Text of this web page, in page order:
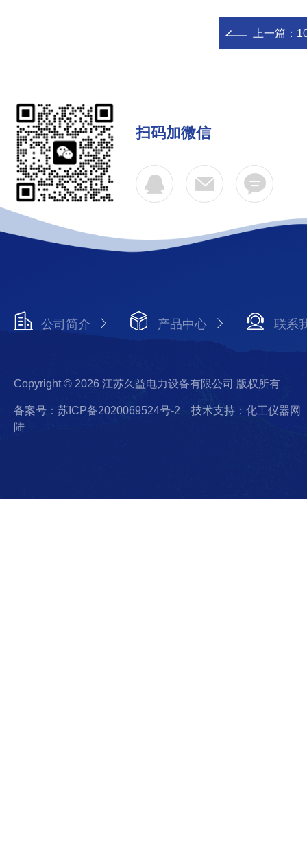
上一篇：
扫码加微信
公司简介 产品中心 联系
Copyright © 2026 江苏久益电力设备有限公司 版权所有
备案号：苏ICP备2020069524号-2
技术支持：化工仪器网
陆